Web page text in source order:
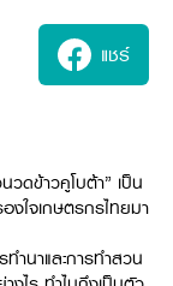
แชร์
วดข้าวคูโบต้า” เป็น
งใจเกษตรกรไทยมา
ำนาและการทำสวน